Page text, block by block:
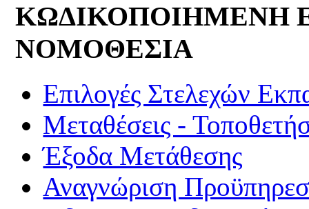
ΚΩΔΙΚΟΠΟΙΗΜΕΝΗ
ΝΟΜΟΘΕΣΙΑ
Επιλογές Στελεχών
Μεταθέσεις -
Έξοδα Μετάθεσης
Αναγνώριση